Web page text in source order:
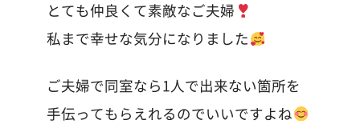
とても仲良くて素敵なご夫婦
私まで幸せな気分になりました
ご夫婦で同室なら1人で出来ない箇所を
手伝ってもらえれるのでいいですよね